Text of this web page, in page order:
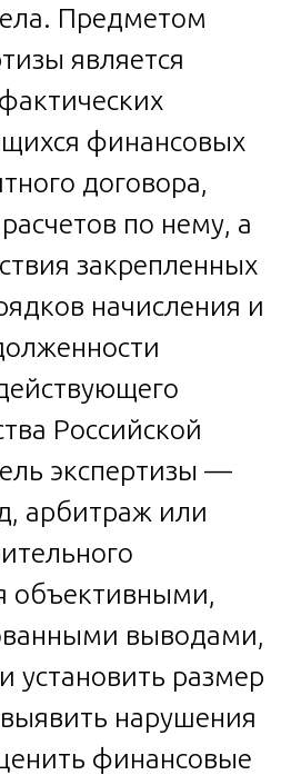
Предметом
является
финансовых
договора,
по нему, а
закрепленных
начисления и
Российской
экспертизы —
арбитраж или
объективными,
выводами,
размер
нарушения
финансовые